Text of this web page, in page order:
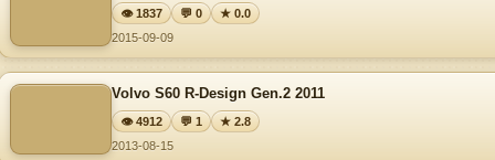
👁 1837 💬 0
★ 0.0
2015-09-09
Volvo S60 R-Design Gen.2 2011
👁 4912 💬 1
★ 2.8
2013-08-15